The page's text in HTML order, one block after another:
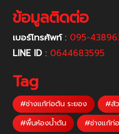
ข้อมูลติดต่อ
เบอร์โทรศัพท์: 095-
LINE ID : 0644683595
Tag
#ช่างแก้ท่อตัน ระยอง
#ส้
#พื้นห้องน้ำตัน
#ช่างแก้ท่